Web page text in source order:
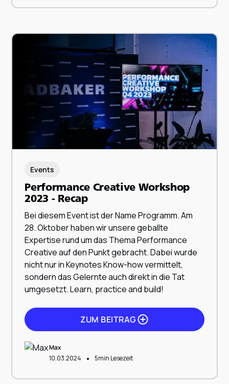
ZUM BEITRAG
Events
Performance Creative Workshop
2023 - Recap
Bei diesem Event ist der Name Programm. Am
28. Oktober haben wir unsere geballte
Expertise rund um das Thema Performance
Creative auf den Punkt gebracht. Dabei wurde
nicht nur in Keynotes Know-how vermittelt,
sondern das Gelernte auch direkt in die Tat
umgesetzt. Learn, practice and build!
ZUM BEITRAG
Max
10.03.2024
• 5min Lesezeit